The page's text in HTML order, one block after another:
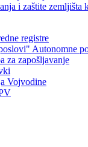
i zaštite zemljišta
registre
Autonomne
za zapošljavanje
Vojvodine